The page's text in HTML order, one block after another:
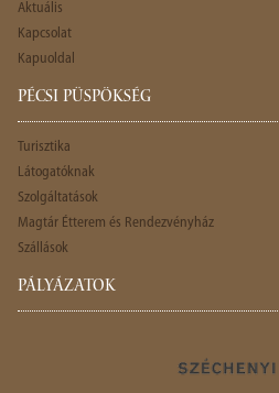
Aktuális
Kapcsolat
Kapuoldal
PÉCSI PÜSPÖKSÉG
Turisztika
Látogatóknak
Szolgáltatások
Magtár Étterem és Rendezvényház
Szállások
PÁLYÁZATOK